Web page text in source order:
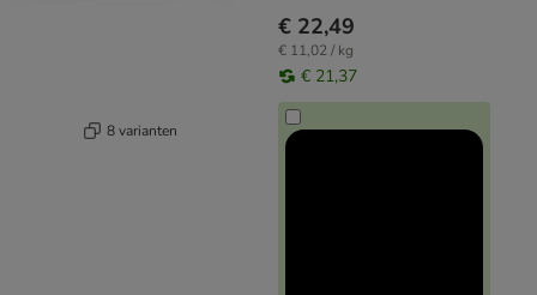
8 varianten
€ 22,49
€ 11,02 / kg
€ 21,37